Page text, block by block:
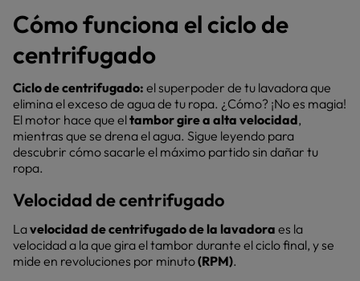
Cómo funciona el ciclo de
centrifugado
Ciclo de centrifugado: el superpoder de tu lavadora que
elimina el exceso de agua de tu ropa. ¿Cómo? ¡No es magia!
El motor hace que eltambor gire a alta velocidad,
mientras que se drena el agua. Sigue leyendo para
descubrir cómo sacarle el máximo partido sin dañar tu
ropa.
Velocidad de centrifugado
Lavelocidad de centrifugado de la lavadora es la
velocidad a la que gira el tambor durante el ciclo final, y se
mide en revoluciones por minuto(RPM).